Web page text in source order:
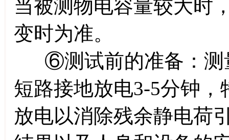
当被测物电容量较大时
变时为准。
⑥测试前的准备：测
短路接地放电3-5分钟
放电以消除残余静电荷